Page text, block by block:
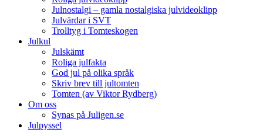
Julnostalgi – gamla nostalgiska julvideoklipp
Julvärdar i SVT
Trolltyg i Tomteskogen
Julkul
Julskämt
Roliga julfakta
God jul på olika språk
Skriv brev till jultomten
Tomten (av Viktor Rydberg)
Om oss
Synas på Juligen.se
Julpyssel